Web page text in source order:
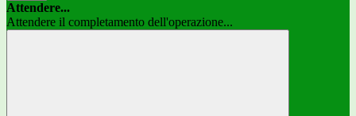
Attendere...
Attendere il completamento dell'operazione...